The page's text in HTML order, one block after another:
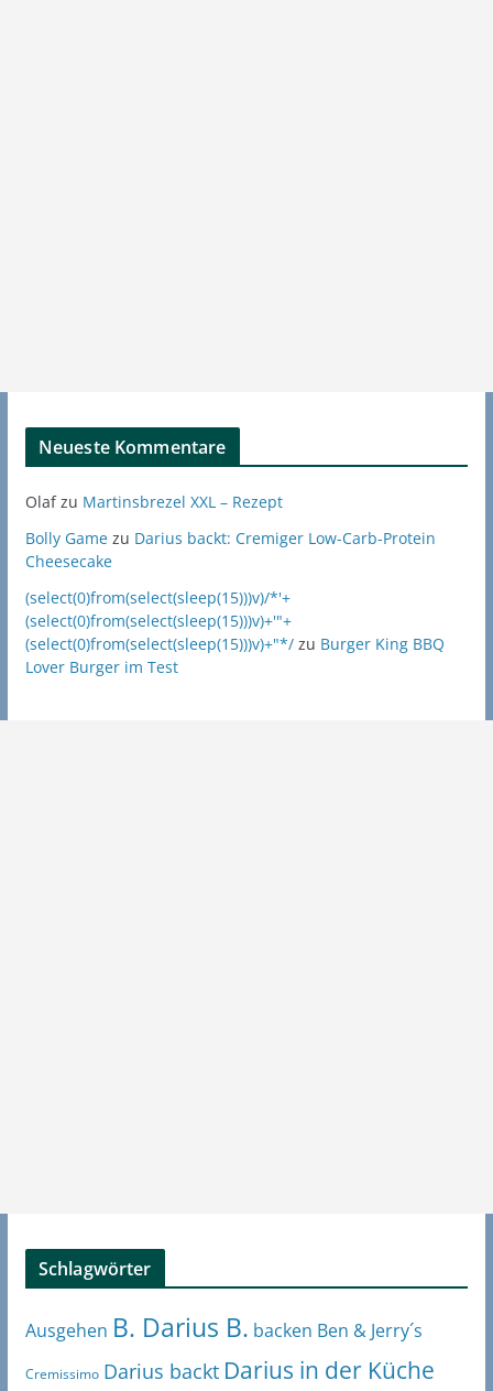
Neueste Kommentare
Olafzu Martinsbrezel XXL – Rezept
Bolly Gamezu Darius backt: Cremiger Low-Carb-Protein
Cheesecake
(select(0)from(select(sleep(15)))v)/*'+
(select(0)from(select(sleep(15)))v)+'"+
(select(0)from(select(sleep(15)))v)+"*/zu Burger King BBQ
Lover Burger im Test
Schlagwörter
Ausgehen B. Darius B. backen Ben & Jerry´s
Cremissimo Darius backt Darius in der Küche